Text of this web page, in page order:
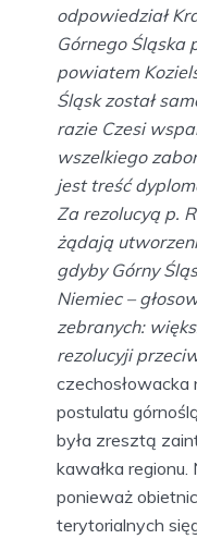
odpowiedział
Górnego Śląska
powiatem
Śląsk został
razie Czesi
wszelkiego
jest treść
Za rezolucyą p.
żądają
gdyby Górny
Niemiec –
zebranych:
rezolucyji
czechosłowacka
postulatu
była zresztą
kawałka
ponieważ
terytorialnych